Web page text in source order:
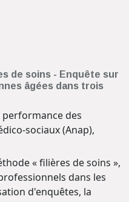
de soins - Enquête sur
âgées dans trois
performance des
sociaux (Anap),
« filières de soins »,
dans les
d'enquêtes, la